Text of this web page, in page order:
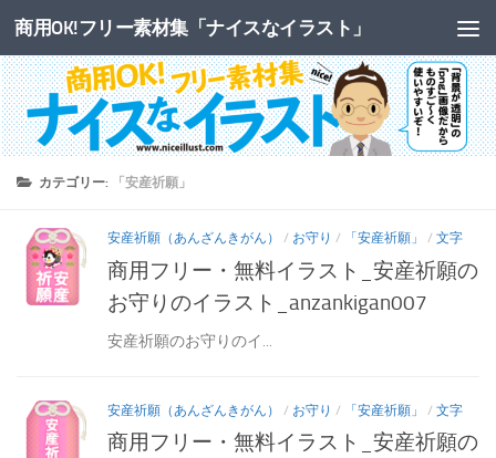
コンテンツへスキップ
商用OK!フリー素材集「ナイスなイラスト」
カテゴリー: 「安産祈願」
安産祈願（あんざんきがん） / お守り / 「安産祈願」 / 文字
商用フリー・無料イラスト_安産祈願の
お守りのイラスト_anzankigan007
安産祈願のお守りのイ...
安産祈願（あんざんきがん） / お守り / 「安産祈願」 / 文字
商用フリー・無料イラスト_安産祈願の